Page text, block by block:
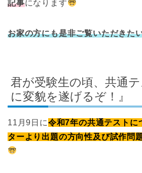
記事になります
お家の方にも是非ご覧いただきた
君が受験生の頃、共通
に変貌を遂げるぞ！』
11月9日に令和7年の共通テストに
ターより出題の方向性及び試作問